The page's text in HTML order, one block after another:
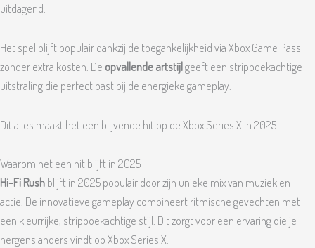
uitdagend.
Het spel blijft populair dankzij de toegankelijkheid via Xbox Game Pass
zonder extra kosten. De opvallende artstijlgeeft een stripboekachtige
uitstraling die perfect past bij de energieke gameplay.
Dit alles maakt het een blijvende hit op de Xbox Series X in 2025.
Waarom het een hit blijft in 2025
Hi-Fi Rushblijft in 2025 populair door zijn unieke mix van muziek en
actie. De innovatieve gameplay combineert ritmische gevechten met
een kleurrijke, stripboekachtige stijl. Dit zorgt voor een ervaring die je
nergens anders vindt op Xbox Series X.